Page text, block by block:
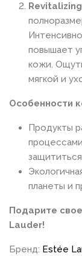
повышает
кожи.
мягкой и
Особенности
Продукты
планеты и
Подарите
Lauder!
Бренд: Estée